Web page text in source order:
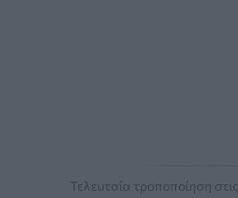
Τελευταία τροποποίηση